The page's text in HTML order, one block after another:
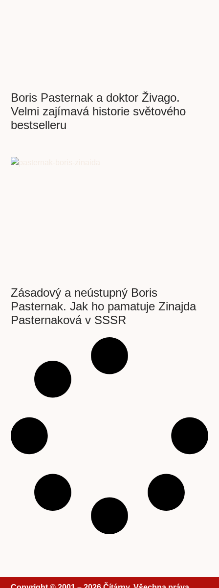
Boris Pasternak a doktor Živago.
Velmi zajímavá historie světového
bestselleru
Zásadový a neústupný Boris
Pasternak. Jak ho pamatuje Zinajda
Pasternaková v SSSR